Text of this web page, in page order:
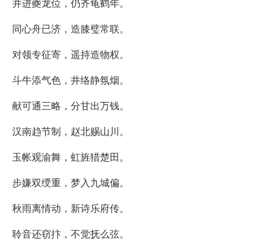
同心舟已济，造膝璧常联。
对领专征寄，遥持造物权。
斗牛添气色，井络静氛烟。
献可通三略，分甘出万钱。
汉南趋节制，赵北赐山川。
玉帐观渝舞，虹旌猎楚田。
步嫌双绶重，梦入九城偏。
秋雨离情动，新诗乐府传。
聆音还窃抃，不觉抚么弦。